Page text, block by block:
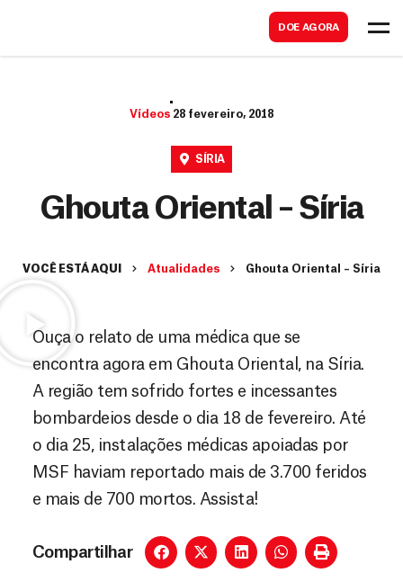
DOE AGORA
Vídeos 28 fevereiro, 2018
SÍRIA
Ghouta Oriental – Síria
VOCÊ ESTÁ AQUI Atualidades Ghouta Oriental – Síria
Ouça o relato de uma médica que se
encontra agora em Ghouta Oriental, na Síria.
A região tem sofrido fortes e incessantes
bombardeios desde o dia 18 de fevereiro. Até
o dia 25, instalações médicas apoiadas por
MSF haviam reportado mais de 3.700 feridos
e mais de 700 mortos. Assista!
Compartilhar
a
r